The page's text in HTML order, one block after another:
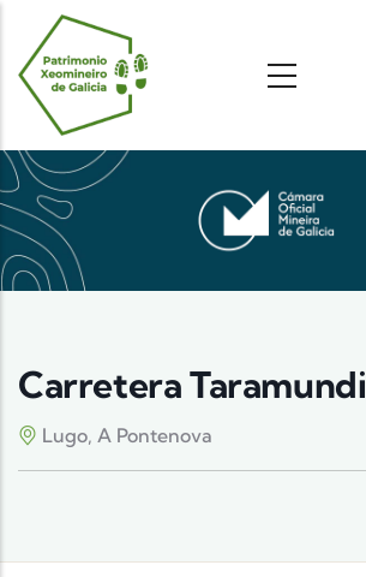
Pasar al contenido principal
Carretera Taramundi
Lugo, A Pontenova